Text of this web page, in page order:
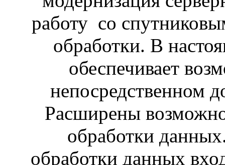
работу со
обработки. В
обеспечивает
непосредственном
Расширены
обработки
обработки данных